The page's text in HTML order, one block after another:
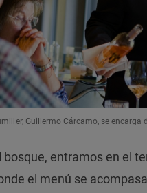
Guillermo Cárcamo, se encarga
bosque, entramos en el
el menú se